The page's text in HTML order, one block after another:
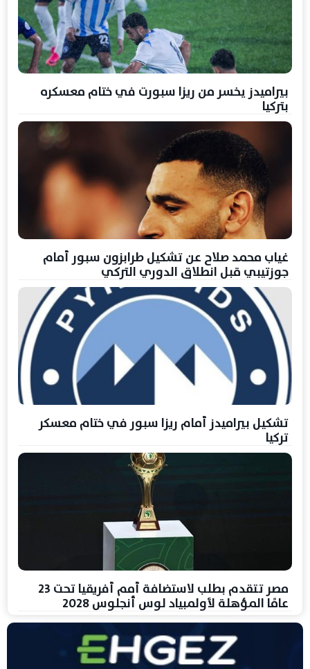
بيراميدز يخسر من ريزا سبورت في ختام معسكره
بتركيا
غياب محمد صلاح عن تشكيل طرابزون سبور أمام
جوزتيبي قبل انطلاق الدوري التركي
تشكيل بيراميدز أمام ريزا سبور في ختام معسكر
تركيا
مصر تتقدم بطلب لاستضافة أمم أفريقيا تحت 23
عامًا المؤهلة لأولمبياد لوس أنجلوس 2028